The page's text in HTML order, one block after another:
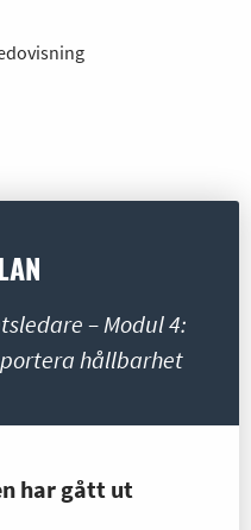
– Modul 4:
hållbarhet
har gått ut